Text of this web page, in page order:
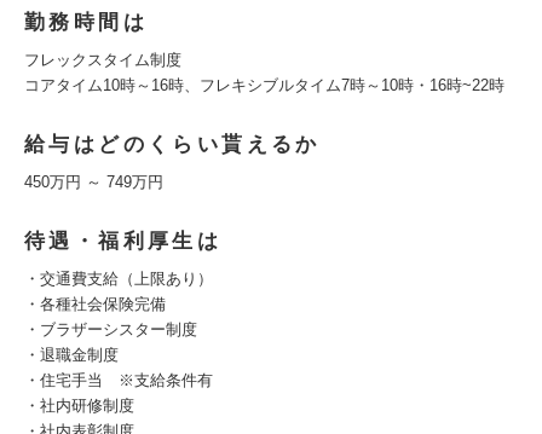
勤務時間は
フレックスタイム制度
コアタイム10時～16時、フレキシブルタイム7時～10時・16時~22時
給与はどのくらい貰えるか
450万円 ～ 749万円
待遇・福利厚生は
・交通費支給（上限あり）
・各種社会保険完備
・ブラザーシスター制度
・退職金制度
・住宅手当 ※支給条件有
・社内研修制度